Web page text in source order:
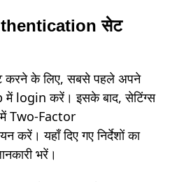
सेट
करने के लिए, सबसे पहले अपने
login करें। इसके बाद, सेटिंग्स
में Two-Factor
यहाँ दिए गए निर्देशों का
भरें।